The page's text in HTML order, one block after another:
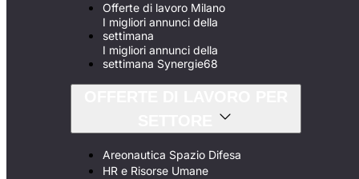
Offerte di lavoro Milano
I migliori annunci della
settimana
I migliori annunci della
settimana Synergie68
Areonautica Spazio Difesa
HR e Risorse Umane